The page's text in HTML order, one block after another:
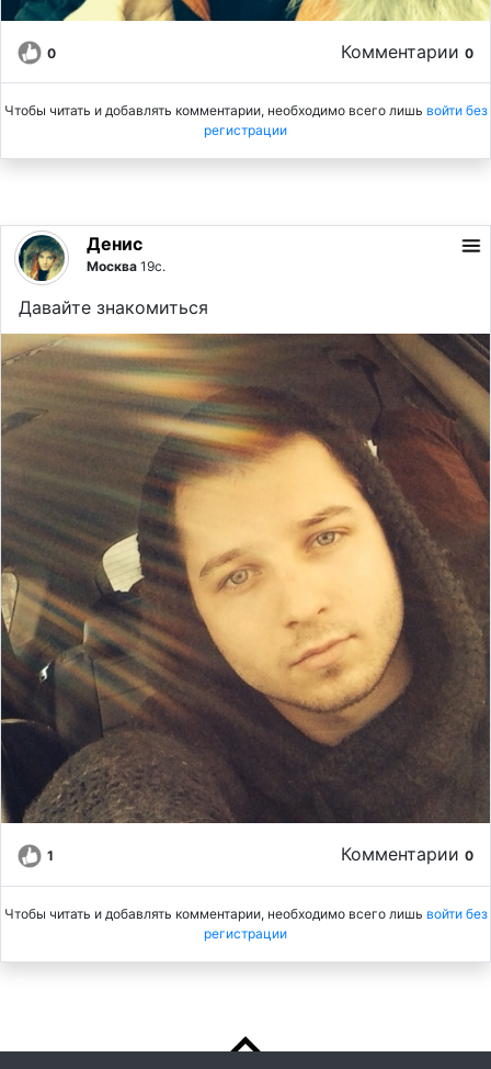
0 Комментарии 0
Чтобы читать и добавлять комментарии, необходимо всего лишь войти без
регистрации
Денис
Москва 19с.
Давайте знакомиться
1 Комментарии 0
Чтобы читать и добавлять комментарии, необходимо всего лишь войти без
регистрации